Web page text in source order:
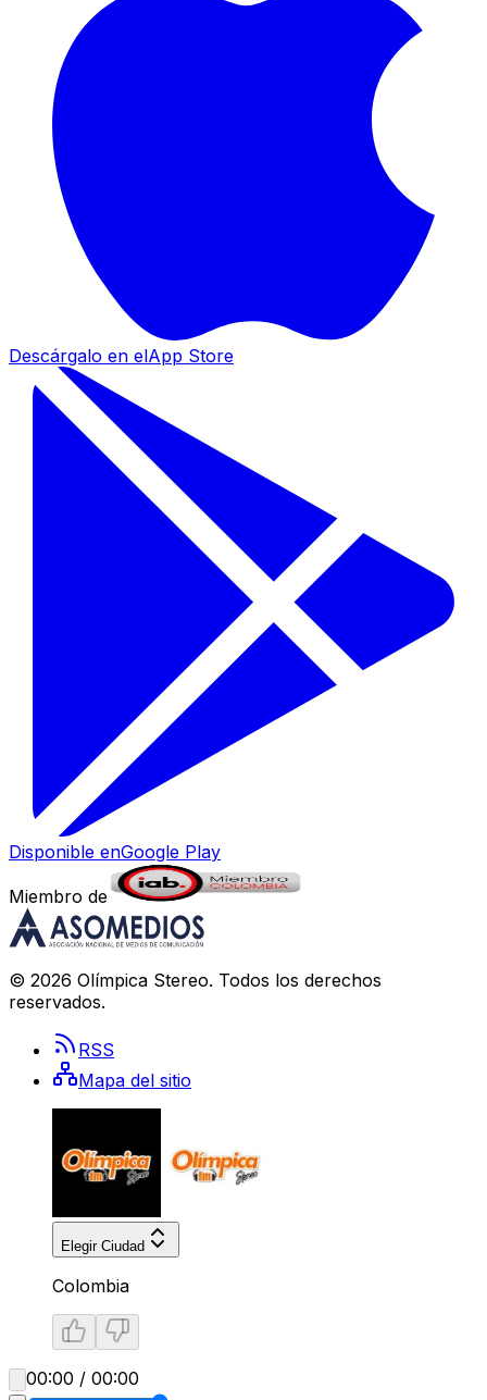
Descárgalo en elApp Store
Disponible enGoogle Play
Miembro de
© 2026 Olímpica Stereo. Todos los derechos
reservados.
RSS
Mapa del sitio
Elegir Ciudad
Colombia
00:00 / 00:00